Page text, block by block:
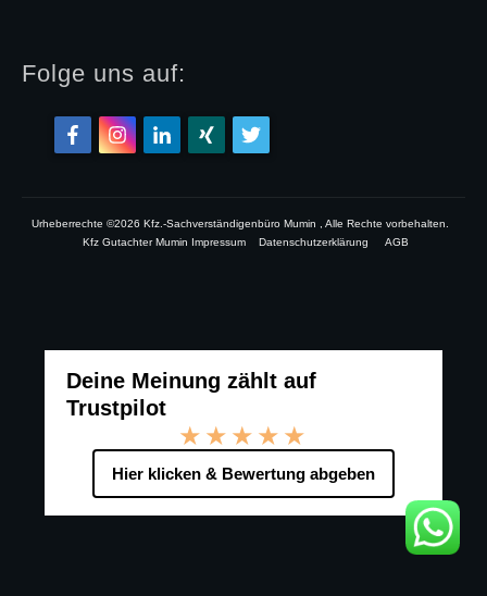
Folge uns auf:
Urheberrechte ©2026 Kfz.-Sachverständigenbüro Mumin , Alle Rechte vorbehalten.
Kfz Gutachter Mumin Impressum
Datenschutzerklärung AGB
Deine Meinung zählt auf
Trustpilot
★★★★★
Hier klicken & Bewertung abgeben